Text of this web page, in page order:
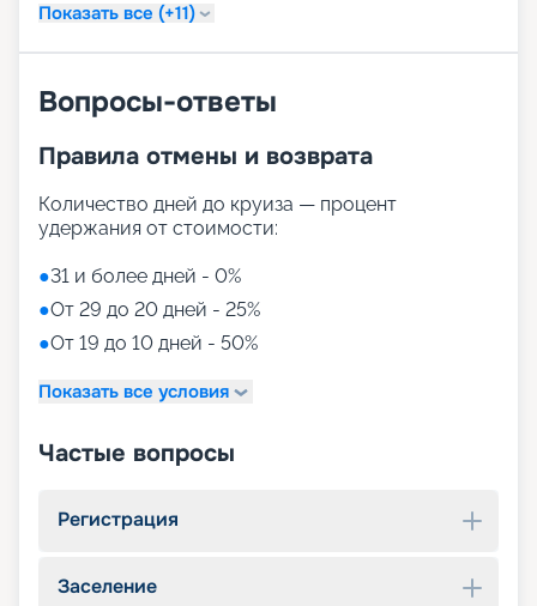
Показать все (+11)
Вопросы-ответы
Правила отмены и возврата
Количество дней до круиза — процент
удержания от стоимости:
●31 и более дней - 0%
●От 29 до 20 дней - 25%
●От 19 до 10 дней - 50%
Показать все условия
Частые вопросы
Регистрация
Заселение